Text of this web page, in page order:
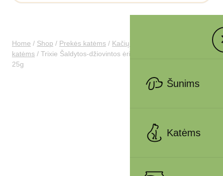
Šunims
Katėms
Home / Shop / Prekės katėms / Kačių maistas
katėms / Trixie Šaldytos-džiovintos ėriukų kepenys ir lašiša,
25g